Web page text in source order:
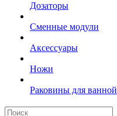
Дозаторы
Cменные модули
Аксессуары
Ножи
Раковины для ванной